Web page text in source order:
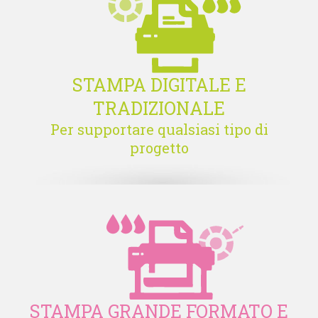
STAMPA DIGITALE E
TRADIZIONALE
Per supportare qualsiasi tipo di
progetto
STAMPA GRANDE FORMATO E